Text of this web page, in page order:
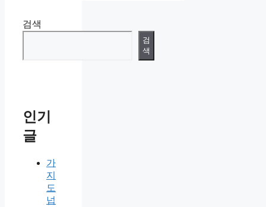
검색
검
색
인기
글
가
지
도
넙